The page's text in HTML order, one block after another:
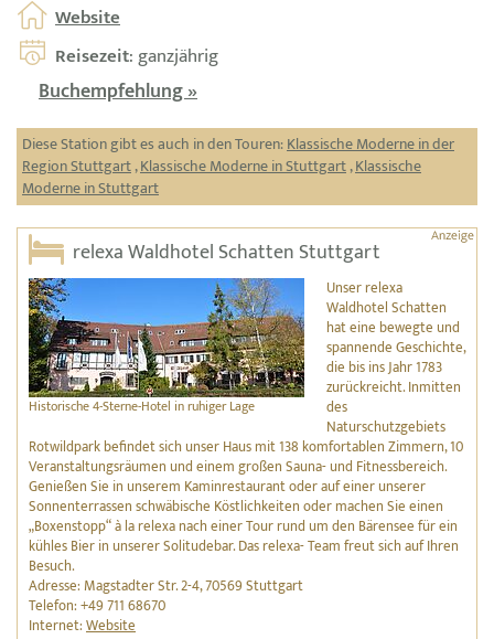
Website
Reisezeit: ganzjährig
Buchempfehlung »
Diese Station gibt es auch in den Touren:Klassische Moderne in der
Region Stuttgart,Klassische Moderne in Stuttgart,Klassische
Moderne in Stuttgart
relexa Waldhotel Schatten Stuttgart
Historische 4-Sterne-Hotel in ruhiger Lage
Unser relexa
Waldhotel Schatten
hat eine bewegte und
spannende Geschichte,
die bis ins Jahr 1783
zurückreicht. Inmitten
des
Naturschutzgebiets
Rotwildpark befindet sich unser Haus mit 138 komfortablen Zimmern, 10
Veranstaltungsräumen und einem großen Sauna- und Fitnessbereich.
Genießen Sie in unserem Kaminrestaurant oder auf einer unserer
Sonnenterrassen schwäbische Köstlichkeiten oder machen Sie einen
„Boxenstopp“ à la relexa nach einer Tour rund um den Bärensee für ein
kühles Bier in unserer Solitudebar. Das relexa- Team freut sich auf Ihren
Besuch.
Adresse: Magstadter Str. 2-4, 70569 Stuttgart
Telefon: +49 711 68670
Internet:Website